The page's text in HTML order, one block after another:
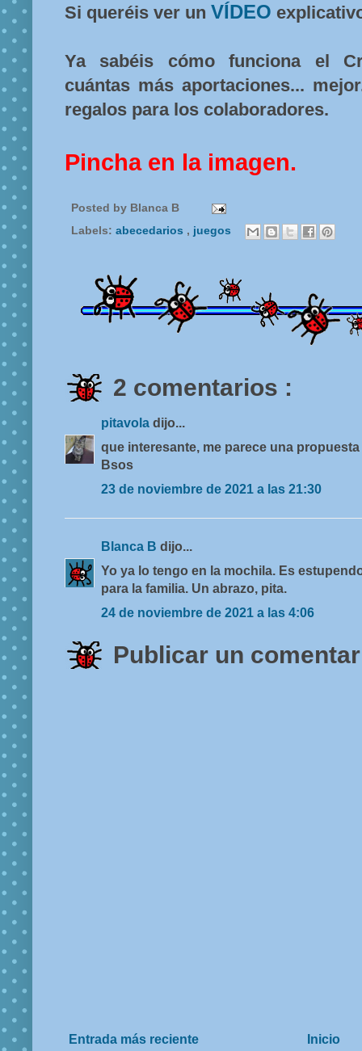
Si queréis ver un VÍDEO
Ya sabéis cómo funciona el
cuántas más aportaciones...
regalos para los colaboradores.
Pincha en la imagen.
Posted by Blanca B
Labels: abecedarios , juegos
2 comentarios :
pitavola dijo...
que interesante, me parece una
Bsos
23 de noviembre de 2021 a las 21:30
Blanca B dijo...
Yo ya lo tengo en la mochila. Es
para la familia. Un abrazo, pita.
24 de noviembre de 2021 a las 4:06
Publicar un
Entrada más reciente Inicio